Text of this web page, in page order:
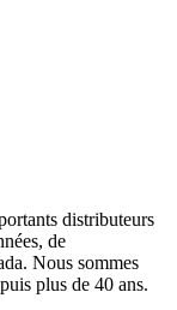
distributeurs
de
Nous sommes
plus de 40 ans.